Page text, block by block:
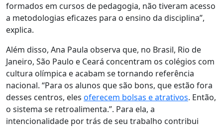
formados em cursos de pedagogia, não tiveram acesso
a metodologias eficazes para o ensino da disciplina”,
explica.
Além disso, Ana Paula observa que, no Brasil, Rio de
Janeiro, São Paulo e Ceará concentram os colégios com
cultura olímpica e acabam se tornando referência
nacional. “Para os alunos que são bons, que estão fora
desses centros, eles oferecem bolsas e atrativos. Então,
o sistema se retroalimenta.”. Para ela, a
intencionalidade por trás de seu trabalho contribui